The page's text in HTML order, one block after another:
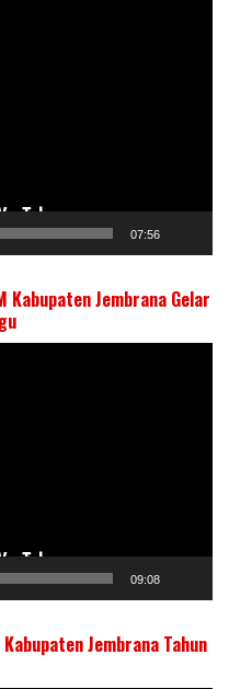
07:56
Kabupaten Jembrana Gelar
09:08
Jembrana Tahun